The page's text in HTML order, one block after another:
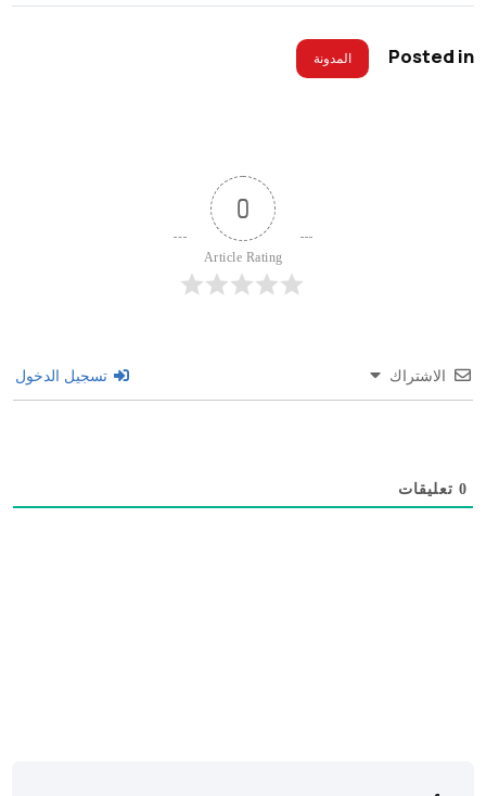
Posted in المدونة
0
Article Rating
الاشتراك تسجيل الدخول
0 تعليقات